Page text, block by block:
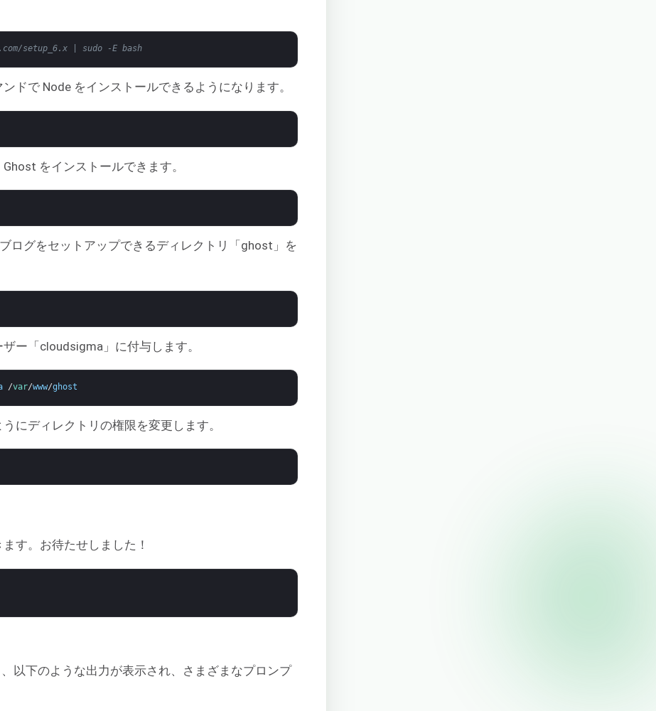
setup_6.x | sudo -E bash
ドで Node をインストールできるようになります。
をインストールできます。
ログをセットアップできるディレクトリ「ghost」を
ー「cloudsigma」に付与します。
/var/www/ghost
にディレクトリの権限を変更します。
す。お待たせしました！
以下のような出力が表示され、さまざまなプロンプ